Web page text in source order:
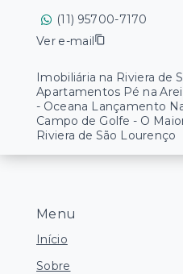
Menu
Início
Sobre
(11) 95700-7170
Ver e-mail
Imobiliária na Riviera de
Apartamentos Pé na
- Oceana Lançamento
Campo de Golfe - O
Riviera de São Lourenço